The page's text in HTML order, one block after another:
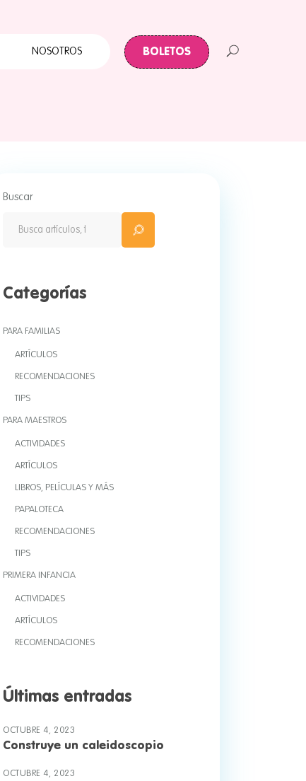
NOSOTROS BOLETOS
Papalote para todos
Buscar
Categorías
PARA FAMILIAS
ARTÍCULOS
RECOMENDACIONES
TIPS
PARA MAESTROS
ACTIVIDADES
ARTÍCULOS
LIBROS, PELÍCULAS Y MÁS
PAPALOTECA
RECOMENDACIONES
TIPS
PRIMERA INFANCIA
ACTIVIDADES
ARTÍCULOS
RECOMENDACIONES
Últimas entradas
OCTUBRE 4, 2023
Construye un caleidoscopio
OCTUBRE 4, 2023